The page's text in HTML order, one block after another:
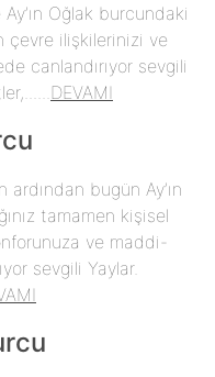
Oğlak burcundaki
çevre ilişkilerinizi ve
canlandırıyor sevgili
DEVAMI
bugün Ay’ın
tamamen kişisel
ve maddi-
sevgili Yaylar.